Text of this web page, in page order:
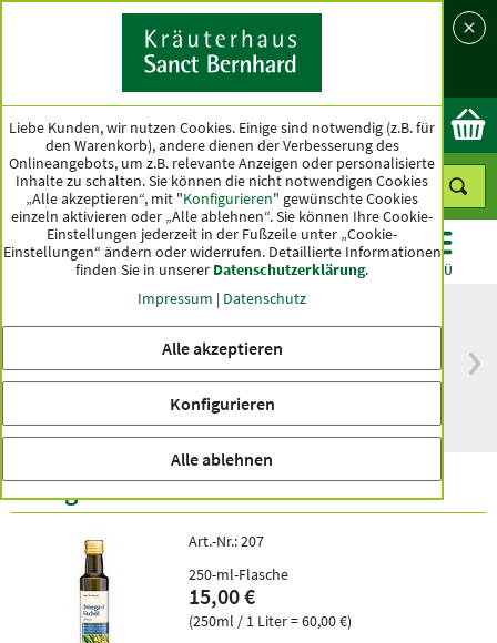
Land
Ok
KATEGORIEN ANGEBOTE TOPSELLER MENÜ
versandkostenfrei
innerhalb Deutschlands
Spitzenqualität seit
Omega-3-Fischöl Lemon
Art.-Nr.:207
250-ml-Flasche
15,00 €
(250ml / 1 Liter = 60,00 €)
Liebe Kunden, wir nutzen Cookies. Einige sind notwendig (z.B. für
den Warenkorb), andere dienen der Verbesserung des
Onlineangebots, um z.B. relevante Anzeigen oder personalisierte
Inhalte zu schalten. Sie können die nicht notwendigen Cookies
„Alle akzeptieren“, mit "Konfigurieren" gewünschte Cookies
einzeln aktivieren oder „Alle ablehnen“. Sie können Ihre Cookie-
Einstellungen jederzeit in der Fußzeile unter „Cookie-
Einstellungen“ ändern oder widerrufen. Detaillierte Informationen
finden Sie in unserer Datenschutzerklärung.
Impressum | Datenschutz
Alle akzeptieren
Konfigurieren
Alle ablehnen